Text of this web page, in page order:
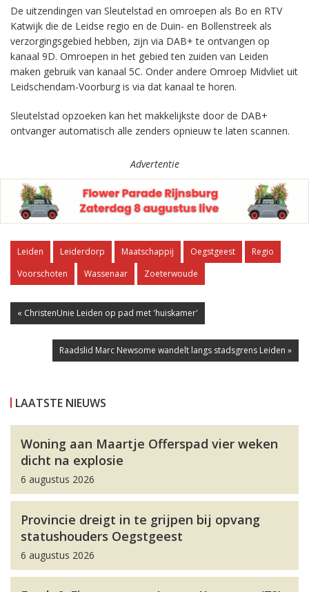
De uitzendingen van Sleutelstad en omroepen als Bo en RTV
Katwijk die de Leidse regio en de Duin- en Bollenstreek als
verzorgingsgebied hebben, zijn via DAB+ te ontvangen op
kanaal 9D. Omroepen in het gebied ten zuiden van Leiden
maken gebruik van kanaal 5C. Onder andere Omroep Midvliet uit
Leidschendam-Voorburg is via dat kanaal te horen.
Sleutelstad opzoeken kan het makkelijkste door de DAB+
ontvanger automatisch alle zenders opnieuw te laten scannen.
Advertentie
Leiden Leiderdorp Maatschappij Oegstgeest
Regio
Voorschoten
Wassenaar Zoeterwoude
« ChristenUnie Leiden op pad met 'huiskamer'
Raadslid Marc Newsome wandelt langs stadsgrens Leiden »
LAATSTE NIEUWS
Woning aan Maartje Offerspad vier weken
dicht na explosie
6 augustus 2026
Provincie dreigt in te grijpen bij opvang
statushouders Oegstgeest
6 augustus 2026